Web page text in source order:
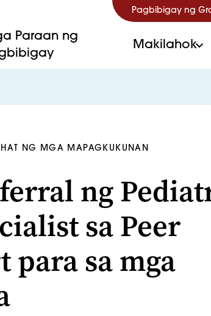
Pagbibigay ng
Paraan ng
Makilahok
NG MGA MAPAGKUKUNAN
ng
sa Peer
para sa mga